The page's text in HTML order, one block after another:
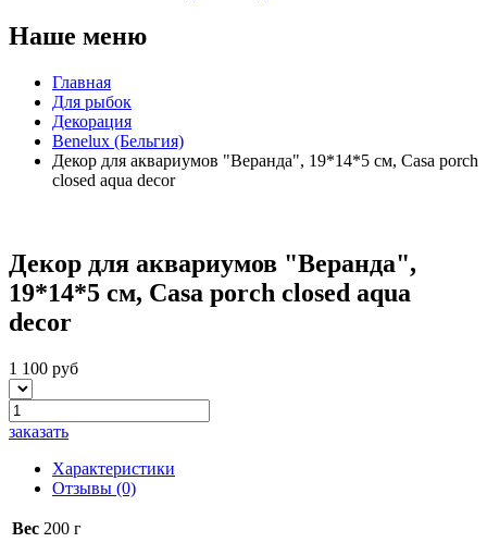
Наше меню
Главная
Для рыбок
Декорация
Benelux (Бельгия)
Декор для аквариумов "Веранда", 19*14*5 см, Casa porch
closed aqua decor
Декор для аквариумов "Веранда",
19*14*5 см, Casa porch closed aqua
decor
1 100 руб
заказать
Характеристики
Отзывы (0)
Вес 200 г